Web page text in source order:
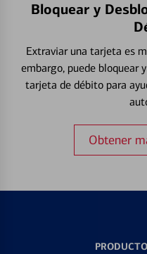
Bloquear y
Extraviar una tarjeta es
embargo, puede bloquear
tarjeta de débito para
Obtener